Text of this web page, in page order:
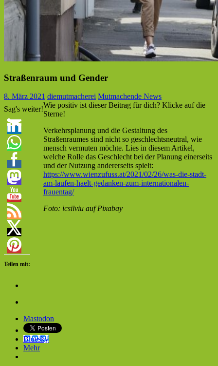
Straßenraum und Gender
8. März 2021 diemutmacherei Mutmachende News
Sag's weiter!Wie positiv ist dieser Beitrag für dich? Klicke auf die
Sterne!
Verkehrsplanung und die Gestaltung des
Straßenraumes sind nicht so geschlechtsneutral, wie
mensch vermuten möchte. Lies in diesem Artikel,
welche Rolle das Geschlecht bei der Planung einerseits
und der Nutzung andererseits spielt:
https://www.wienzufuss.at/2021/02/26/was-die-stadt-
am-laufen-haelt-gedanken-zum-internationalen-
frauentag/
Foto: icsilviu auf Pixabay
Teilen mit:
Mastodon
Bluesky
Mehr